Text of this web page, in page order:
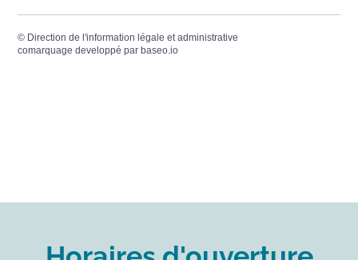
© Direction de l'information légale et administrative
comarquage developpé parbaseo.io